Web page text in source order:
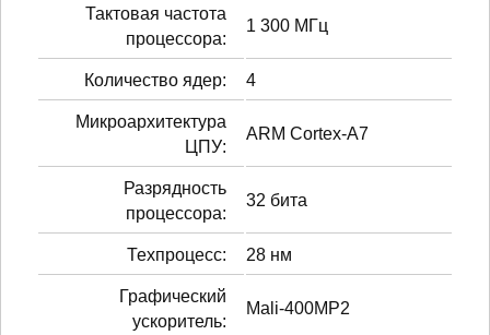
Тактовая частота
процессора:
1 300 МГц
Количество ядер: 4
Микроархитектура
ЦПУ:
ARM Cortex-A7
Разрядность
процессора:
32 бита
Техпроцесс: 28 нм
Графический
ускоритель:
Mali-400MP2